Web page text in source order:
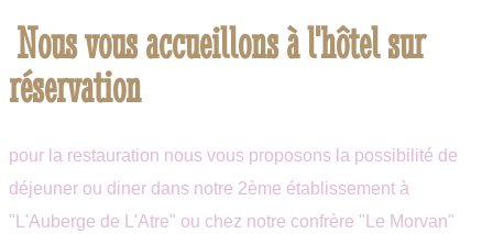
Nous vous accueillons à l'hôtel sur
réservation
pour la restauration nous vous proposons la possibilité de
déjeuner ou diner dans notre 2ème établissement à
"L'Auberge de L'Atre" ou chez notre confrère "Le Morvan"